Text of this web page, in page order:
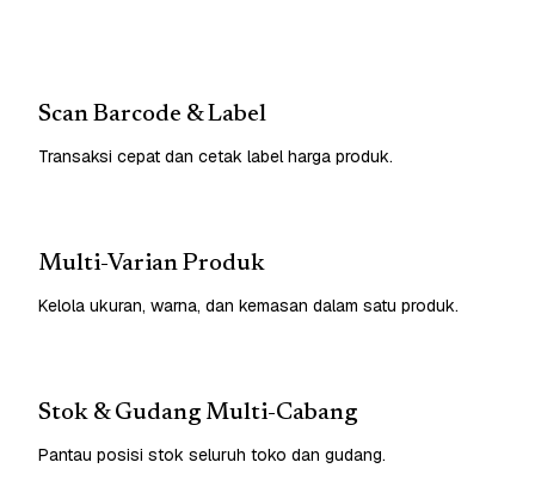
Scan Barcode & Label
Transaksi cepat dan cetak label harga produk.
Multi-Varian Produk
Kelola ukuran, warna, dan kemasan dalam satu produk.
Stok & Gudang Multi-Cabang
Pantau posisi stok seluruh toko dan gudang.